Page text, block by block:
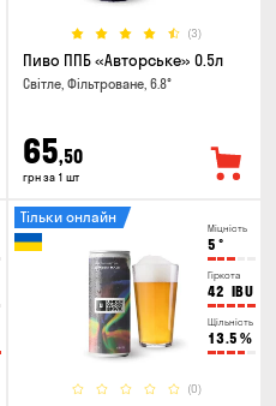
(3)
Пиво ППБ «Авторське» 0.5л
Світле, Фільтроване, 6.8°
65,50
грн за 1 шт
Міцність
5 °
Гіркота
42 IBU
Щільність
13.5 %
(0)
Тільки онлайн